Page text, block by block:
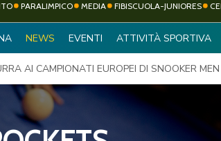
SPORTIVE
PARALIMPICO MEDIA FIBISCUOLA-JUNIORES
NEWS EVENTI ATTIVITÀ SPORTIVA
AI CAMPIONATI EUROPEI DI SNOOKER MEN